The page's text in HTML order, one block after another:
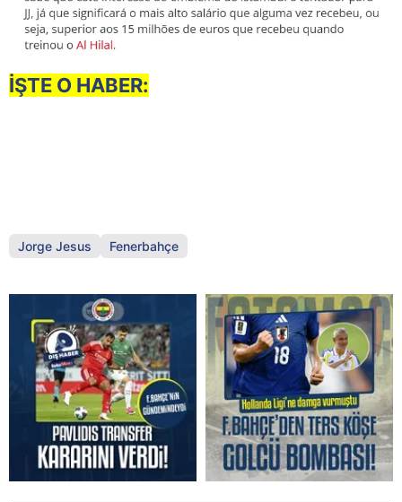
İŞTE O HABER:
Jorge Jesus Fenerbahçe